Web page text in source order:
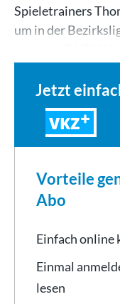
Spieletrainers
um in der
Jetzt
VKZ
Vorteile
Abo
Einfach online
Einmal
lesen